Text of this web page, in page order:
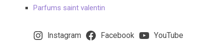
Parfums saint valentin
Instagram Facebook YouTube